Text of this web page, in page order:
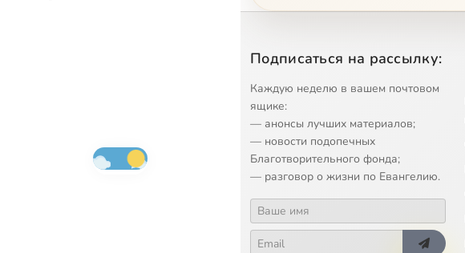
Подписаться на рассылку:
Каждую неделю в вашем почтовом
ящике:
— анонсы лучших материалов;
— новости подопечных
Благотворительного фонда;
— разговор о жизни по Евангелию.